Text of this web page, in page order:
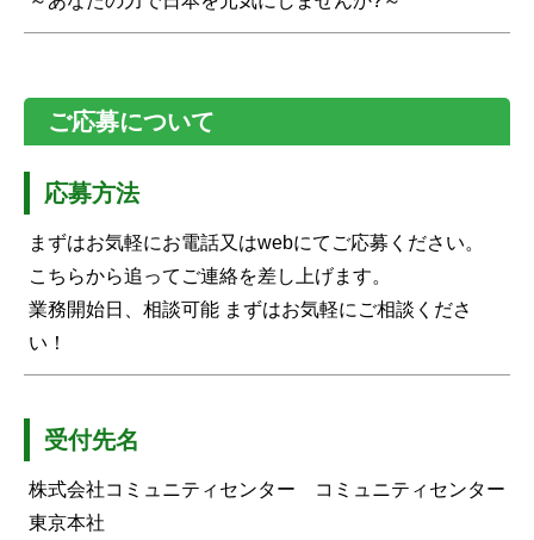
ご応募について
応募方法
まずはお気軽にお電話又はwebにてご応募ください。
こちらから追ってご連絡を差し上げます。
業務開始日、相談可能 まずはお気軽にご相談くださ
い！
受付先名
株式会社コミュニティセンター コミュニティセンター
東京本社